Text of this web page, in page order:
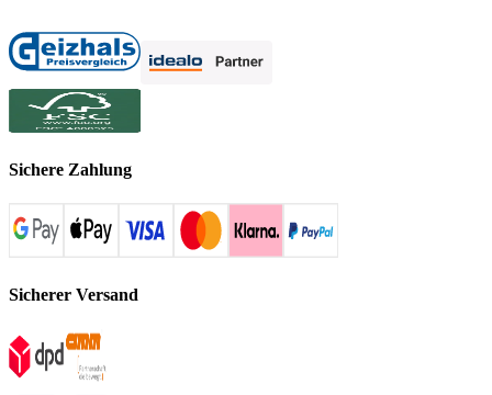
Sichere Zahlung
Sicherer Versand